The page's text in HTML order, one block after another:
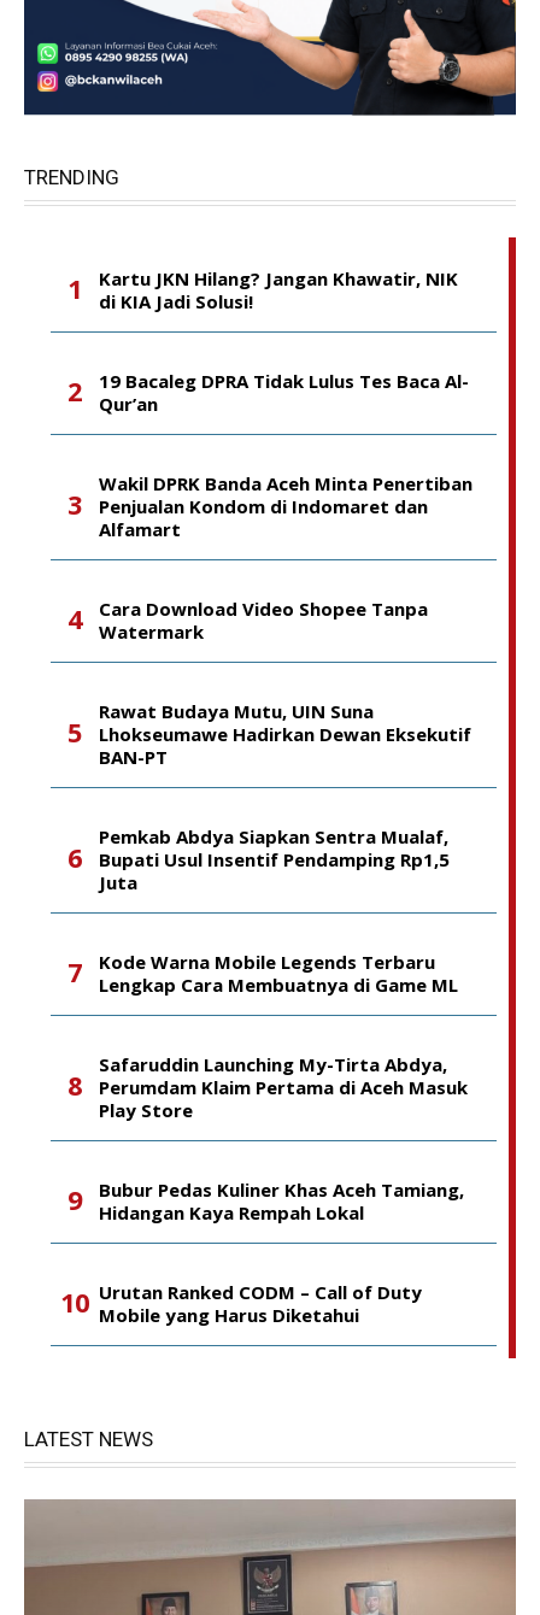
TRENDING
Kartu JKN Hilang? Jangan Khawatir, NIK
di KIA Jadi Solusi!
19 Bacaleg DPRA Tidak Lulus Tes Baca Al-
Qur’an
Wakil DPRK Banda Aceh Minta Penertiban
Penjualan Kondom di Indomaret dan
Alfamart
Cara Download Video Shopee Tanpa
Watermark
Rawat Budaya Mutu, UIN Suna
Lhokseumawe Hadirkan Dewan Eksekutif
BAN-PT
Pemkab Abdya Siapkan Sentra Mualaf,
Bupati Usul Insentif Pendamping Rp1,5
Juta
Kode Warna Mobile Legends Terbaru
Lengkap Cara Membuatnya di Game ML
Safaruddin Launching My-Tirta Abdya,
Perumdam Klaim Pertama di Aceh Masuk
Play Store
Bubur Pedas Kuliner Khas Aceh Tamiang,
Hidangan Kaya Rempah Lokal
Urutan Ranked CODM – Call of Duty
Mobile yang Harus Diketahui
LATEST NEWS